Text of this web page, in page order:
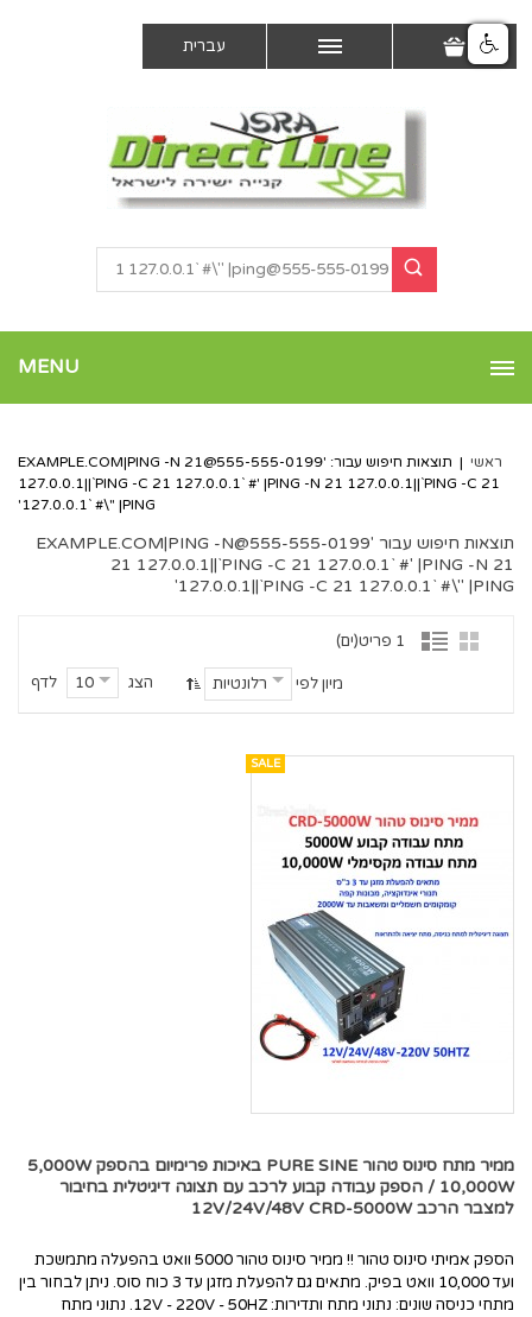
עברית
MENU
ראשי | תוצאות חיפוש עבור: '555-555-0199@EXAMPLE.COM
|PING -N 21
127.0.0.1||`PING -C 21 127.0.0.1` #' |PING -N 21 127.0.0.1||`PING -C 21
127.0.0.1` #\" |PING'
תוצאות חיפוש עבור '555-555-0199@EXAMPLE.COM
|PING -N
21 127.0.0.1||`PING -C 21 127.0.0.1` #' |PING -N 21
127.0.0.1||`PING -C 21 127.0.0.1` #\" |PING'
1 פריט(ים)
הצג 10 לדף מיון לפי רלונטיות
SALE
ממיר מתח סינוס טהור PURE SINE באיכות פרימיום בהספק 5,000W
/ 10,000W הספק עבודה קבוע לרכב עם תצוגה דיגיטלית בחיבור
למצבר הרכב 12V/24V/48V CRD-5000W
הספק אמיתי סינוס טהור !! ממיר סינוס טהור 5000 וואט בהפעלה מתמשכת
ועד 10,000 וואט בפיק. מתאים גם להפעלת מזגן עד 3 כוח סוס. ניתן לבחור בין
מתחי כניסה שונים: נתוני מתח ותדירות: 12V - 220V - 50HZ. נתוני מתח